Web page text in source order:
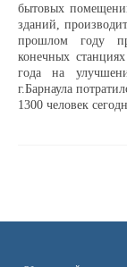
бытовых
зданий,
прошлом году
конечных
года на
г.Барнаула
1300 человек